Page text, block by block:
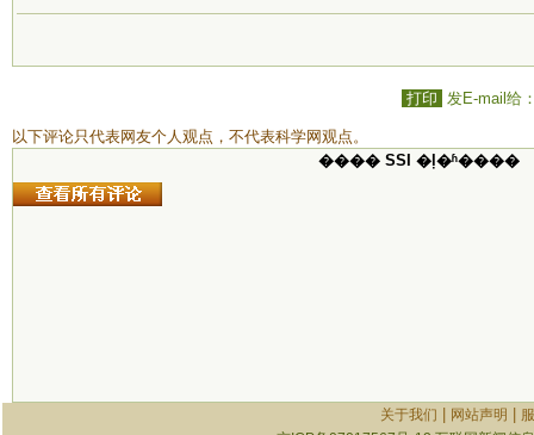
打印 发E-mail给
以下评论只代表网友个人观点，不代表科学网观点。
���� SSI �ļ�ʱ����
关于我们 网站声明